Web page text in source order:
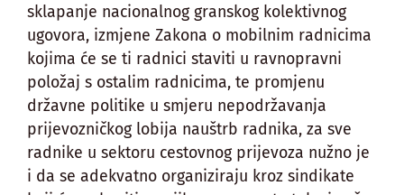
sklapanje nacionalnog granskog kolektivnog
ugovora, izmjene Zakona o mobilnim radnicima
kojima će se ti radnici staviti u ravnopravni
položaj s ostalim radnicima, te promjenu
državne politike u smjeru nepodržavanja
prijevozničkog lobija nauštrb radnika, za sve
radnike u sektoru cestovnog prijevoza nužno je
i da se adekvatno organiziraju kroz sindikate